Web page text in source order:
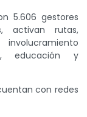
5.606 gestores
activan rutas,
educación y
con redes